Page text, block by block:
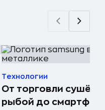
Технологии
От торговли
рыбой до